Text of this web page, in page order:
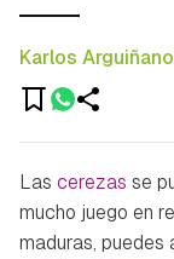
Karlos Arguiñano
Las cerezas se
mucho juego en
maduras,